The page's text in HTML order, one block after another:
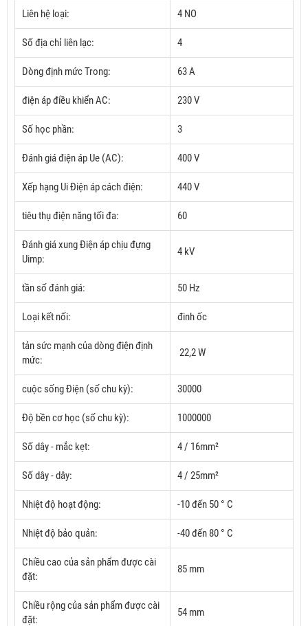
Liên hệ loại: 4 NO
Số địa chỉ liên lạc: 4
Dòng định mức Trong: 63 A
điện áp điều khiển AC: 230 V
Số học phần: 3
Đánh giá điện áp Ue (AC): 400 V
Xếp hạng Ui Điện áp cách điện: 440 V
tiêu thụ điện năng tối đa: 60
Đánh giá xung Điện áp chịu đựng
Uimp:
4 kV
tần số đánh giá: 50 Hz
Loại kết nối: đinh ốc
tản sức mạnh của dòng điện định
mức:
22,2 W
cuộc sống Điện (số chu kỳ): 30000
Độ bền cơ học (số chu kỳ): 1000000
Số dây - mắc kẹt: 4 / 16mm²
Số dây - dây: 4 / 25mm²
Nhiệt độ hoạt động: -10 đến 50 ° C
Nhiệt độ bảo quản: -40 đến 80 ° C
Chiều cao của sản phẩm được cài
đặt:
85 mm
Chiều rộng của sản phẩm được cài
đặt:
54 mm